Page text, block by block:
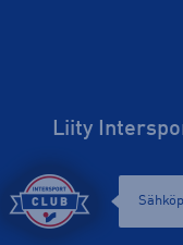
Liity